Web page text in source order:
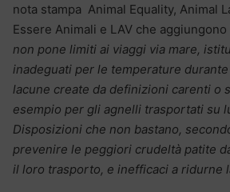
nota stampa Animal Equality, Animal
Essere Animali e LAV che aggiungono
non pone limiti ai viaggi via mare,
inadeguati per le temperature
lacune create da definizioni carenti o
esempio per gli agnelli trasportati su
Disposizioni che non bastano,
prevenire le peggiori crudeltà patite
il loro trasporto, e inefficaci a ridurne